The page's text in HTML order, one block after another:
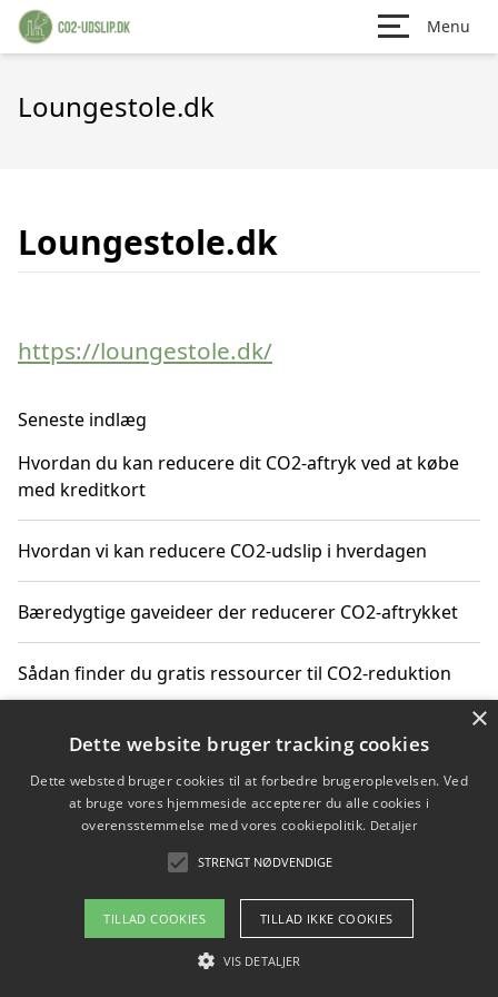
Menu
Loungestole.dk
Loungestole.dk
https://loungestole.dk/
Seneste indlæg
Hvordan du kan reducere dit CO2-aftryk ved at købe
med kreditkort
Hvordan vi kan reducere CO2-udslip i hverdagen
Bæredygtige gaveideer der reducerer CO2-aftrykket
Sådan finder du gratis ressourcer til CO2-reduktion
Hvordan gadgets til hjemmet kan reducere CO2-udslip
Copyright 2026 - Pilanto Aps
Om / kontakt
Blog Betingelser
×
Dette website bruger tracking cookies
Dette websted bruger cookies til at forbedre brugeroplevelsen. Ved
at bruge vores hjemmeside accepterer du alle cookies i
overensstemmelse med vores cookiepolitik. Detaljer
STRENGT NØDVENDIGE
TILLAD COOKIES TILLAD IKKE COOKIES
VIS DETALJER